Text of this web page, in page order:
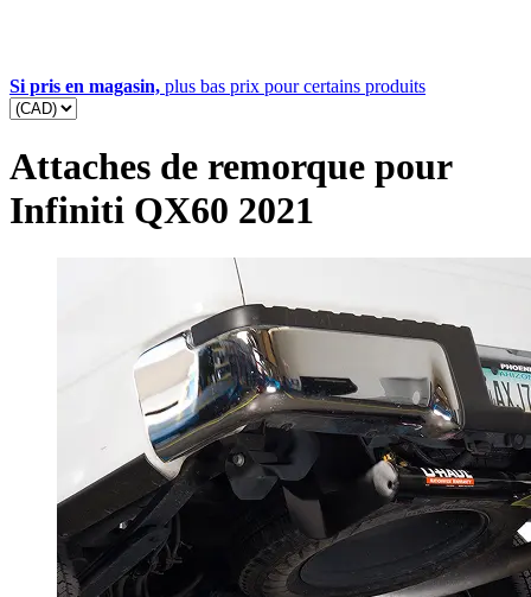
Si pris en magasin, plus bas prix pour certains produits
Attaches de remorque pour
Infiniti QX60 2021